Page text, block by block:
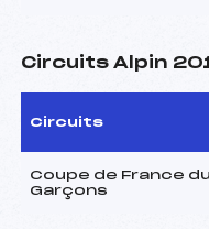
Circuits Alpin
Circuits
Coupe de France
Garçons